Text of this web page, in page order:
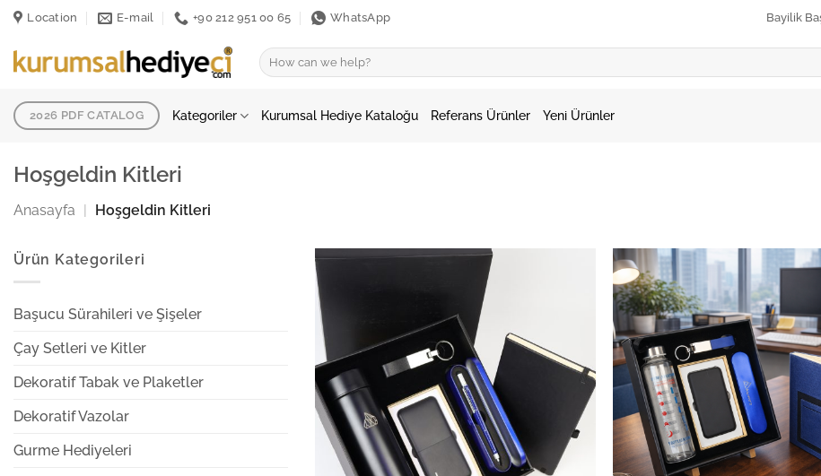
İçeriğeLocation E-mail +90 212 951 00 65 WhatsApp Bayilik
Ara:
2026 PDF CATALOG Kategoriler Kurumsal Hediye Kataloğu Referans Ürünler Yeni Ürünler
Hoşgeldin Kitleri
Anasayfa | Hoşgeldin Kitleri
Ürün Kategorileri
Başucu Sürahileri ve Şişeler
Çay Setleri ve Kitler
Dekoratif Tabak ve Plaketler
Dekoratif Vazolar
Gurme Hediyeleri